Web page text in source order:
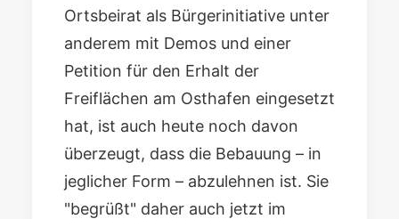
Ortsbeirat als Bürgerinitiative unter
anderem mit Demos und einer
Petition für den Erhalt der
Freiflächen am Osthafen eingesetzt
hat, ist auch heute noch davon
überzeugt, dass die Bebauung – in
jeglicher Form – abzulehnen ist. Sie
"begrüßt" daher auch jetzt im